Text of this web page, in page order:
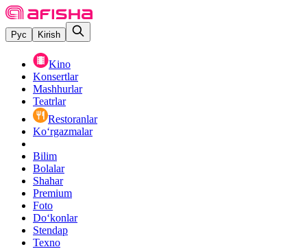
Рус Kirish
Kino
Konsertlar
Mashhurlar
Teatrlar
Restoranlar
Ko‘rgazmalar
Bilim
Bolalar
Shahar
Premium
Foto
Do‘konlar
Stendap
Texno